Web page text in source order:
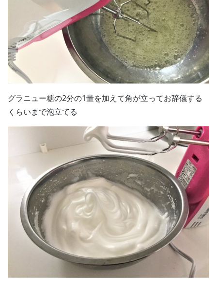
グラニュー糖の2分の1量を加えて角が立ってお辞儀する
くらいまで泡立てる